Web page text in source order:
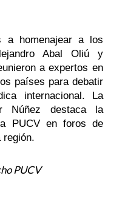
a homenajear a los
Abal Oliú y
a expertos en
países para debatir
internacional. La
Núñez destaca la
PUCV en foros de
región.
PUCV